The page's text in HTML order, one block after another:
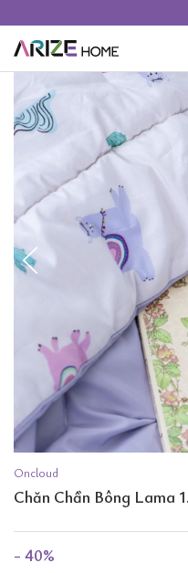
Oncloud
Chăn Chần Bông Lama
- 40%